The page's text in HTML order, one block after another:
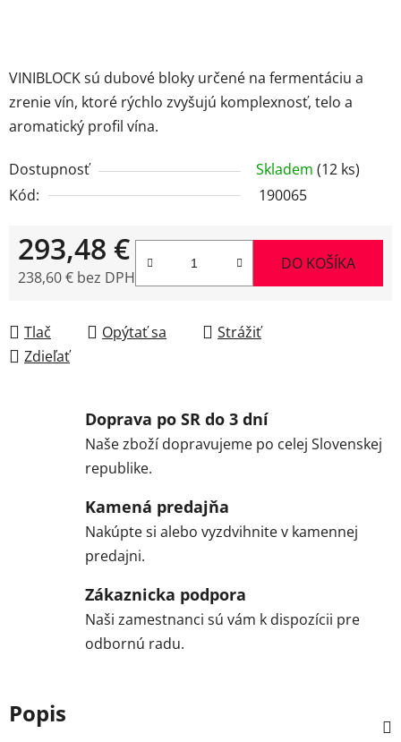
VINIBLOCK sú dubové bloky určené na fermentáciu a
zrenie vín, ktoré rýchlo zvyšujú komplexnosť, telo a
aromatický profil vína.
Dostupnosť Skladem (12 ks)
Kód:
190065
293,48 €
238,60 € bez DPH
DO KOŠÍKA
Tlač Opýtať sa
Strážiť
Zdieľať
Doprava po SR do 3 dní
Naše zboží dopravujeme po celej Slovenskej
republike.
Kamená predajňa
Nakúpte si alebo vyzdvihnite v kamennej
predajni.
Zákaznicka podpora
Naši zamestnanci sú vám k dispozícii pre
odbornú radu.
Popis